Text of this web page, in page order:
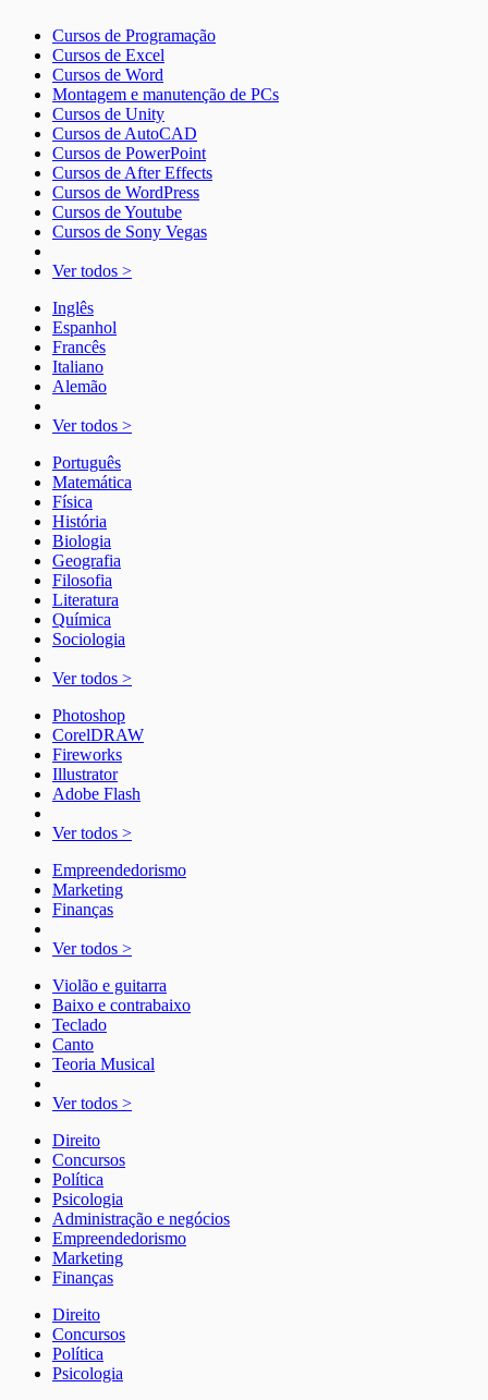
Cursos de Programação
Cursos de Excel
Cursos de Word
Montagem e manutenção de PCs
Cursos de Unity
Cursos de AutoCAD
Cursos de PowerPoint
Cursos de After Effects
Cursos de WordPress
Cursos de Youtube
Cursos de Sony Vegas
Ver todos >
Inglês
Espanhol
Francês
Italiano
Alemão
Ver todos >
Português
Matemática
Física
História
Biologia
Geografia
Filosofia
Literatura
Química
Sociologia
Ver todos >
Photoshop
CorelDRAW
Fireworks
Illustrator
Adobe Flash
Ver todos >
Empreendedorismo
Marketing
Finanças
Ver todos >
Violão e guitarra
Baixo e contrabaixo
Teclado
Canto
Teoria Musical
Ver todos >
Direito
Concursos
Política
Psicologia
Administração e negócios
Empreendedorismo
Marketing
Finanças
Direito
Concursos
Política
Psicologia